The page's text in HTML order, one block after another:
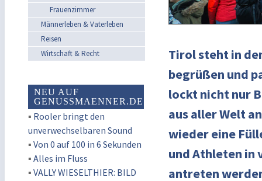
Frauenzimmer
Männerleben & Vaterleben
Reisen
Wirtschaft & Recht
NEU AUF
GENUSSMAENNER.DE
▪ Rooler bringt den
unverwechselbaren Sound
▪ Von 0 auf 100 in 6 Sekunden
▪ Alles im Fluss
▪ VALLY WIESELTHIER: BILD
Tirol steht in
begrüßen und
lockt nicht nur
aus aller Welt
wieder eine
und Athleten in
antreten